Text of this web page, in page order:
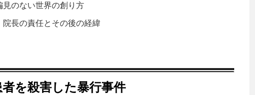
のない世界の創り方
長の責任とその後の経緯
を殺害した暴行事件